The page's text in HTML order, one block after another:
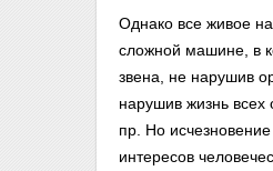
Однако все живое
сложной машине, в
звена, не нарушив
нарушив жизнь всех
пр. Но
интересов